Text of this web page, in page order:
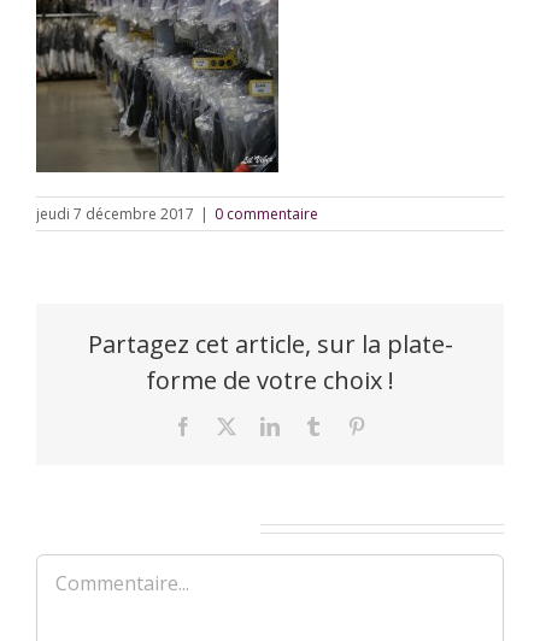
jeudi 7 décembre 2017 | 0 commentaire
Partagez cet article, sur la plate-
forme de votre choix !
Facebook LinkedInTumblr
Commentaire